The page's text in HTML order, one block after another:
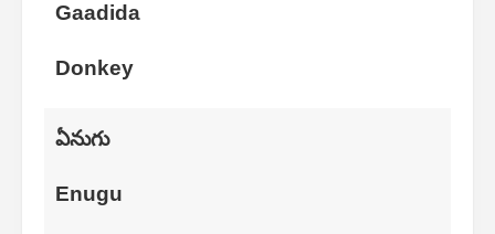
Gaadida
Donkey
ఏనుగు
Enugu